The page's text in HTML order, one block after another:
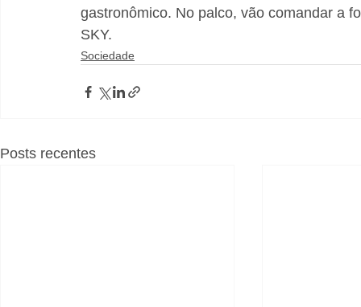
gastronômico. No palco, vão comandar a
SKY.
Sociedade
Posts recentes